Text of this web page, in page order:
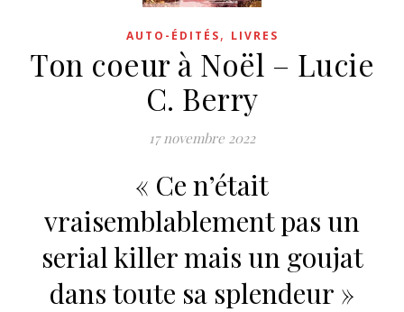
AUTO-ÉDITÉS, LIVRES
Ton coeur à Noël – Lucie
C. Berry
17 novembre 2022
« Ce n’était
vraisemblablement pas un
serial killer mais un goujat
dans toute sa splendeur »